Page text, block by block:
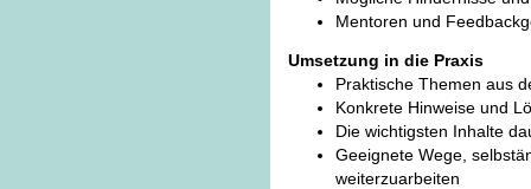
Mentoren und
Umsetzung in die Praxis
Praktische Themen aus
Konkrete Hinweise und
Die wichtigsten Inhalte
Geeignete Wege,
weiterzuarbeiten